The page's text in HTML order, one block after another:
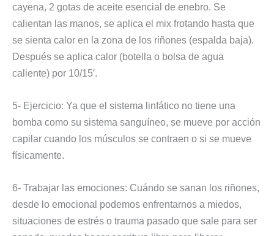
cayena, 2 gotas de aceite esencial de enebro. Se
calientan las manos, se aplica el mix frotando hasta que
se sienta calor en la zona de los riñones (espalda baja).
Después se aplica calor (botella o bolsa de agua
caliente) por 10/15′.
5- Ejercicio: Ya que el sistema linfático no tiene una
bomba como su sistema sanguíneo, se mueve por acción
capilar cuando los músculos se contraen o si se mueve
físicamente.
6- Trabajar las emociones: Cuándo se sanan los riñones,
desde lo emocional podemos enfrentarnos a miedos,
situaciones de estrés o trauma pasado que sale para ser